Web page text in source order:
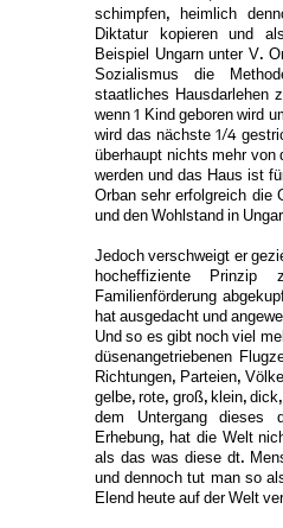
schimpfen, heimlich
Diktatur kopieren und
Beispiel Ungarn unter V.
Sozialismus die
staatliches Hausdarlehen
wenn 1 Kind geboren wird
wird das nächste 1/4
überhaupt nichts mehr von
werden und das Haus ist
Orban sehr erfolgreich die
und den Wohlstand in
Jedoch verschweigt er
hocheffiziente Prinzip
Familienförderung
hat ausgedacht und
Und so es gibt noch viel
düsenangetriebenen
Richtungen, Parteien,
gelbe, rote, groß, klein,
dem Untergang dieses
Erhebung, hat die Welt
als das was diese dt.
und dennoch tut man so
Elend heute auf der Welt